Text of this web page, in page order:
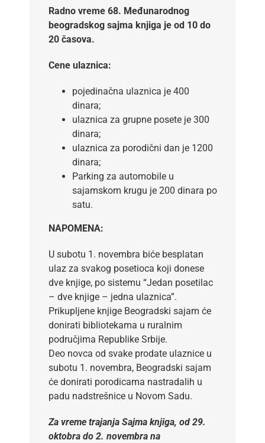
Radno vreme 68. Međunarodnog
beogradskog sajma knjiga je od 10 do
20 časova.
Cene ulaznica:
pojedinačna ulaznica je 400
dinara;
ulaznica za grupne posete je 300
dinara;
ulaznica za porodični dan je 1200
dinara;
Parking za automobile u
sajamskom krugu je 200 dinara po
satu.
NAPOMENA:
U subotu 1. novembra biće besplatan
ulaz za svakog posetioca koji donese
dve knjige, po sistemu “Jedan posetilac
– dve knjige – jedna ulaznica”.
Prikupljene knjige Beogradski sajam će
donirati bibliotekama u ruralnim
područjima Republike Srbije.
Deo novca od svake prodate ulaznice u
subotu 1. novembra, Beogradski sajam
će donirati porodicama nastradalih u
padu nadstrešnice u Novom Sadu.
Za vreme trajanja Sajma knjiga, od 29.
oktobra do 2. novembra na